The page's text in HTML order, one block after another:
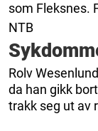
som Fleksnes.
NTB
Rolv
da han gikk
trakk seg ut av